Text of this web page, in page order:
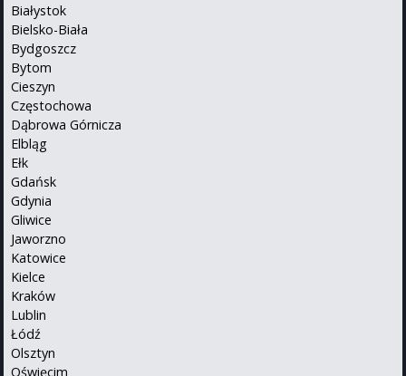
Białystok
Bielsko-Biała
Bydgoszcz
Bytom
Cieszyn
Częstochowa
Dąbrowa Górnicza
Elbląg
Ełk
Gdańsk
Gdynia
Gliwice
Jaworzno
Katowice
Kielce
Kraków
Lublin
Łódź
Olsztyn
Oświęcim